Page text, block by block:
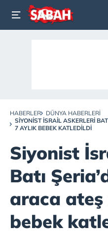
HABERLER
DÜNYA HABERLERI
SIYONIST İSRAIL ASKERLERI
7 AYLIK BEBEK KATLEDILDI
Siyonist
Batı
araca ateş
bebek